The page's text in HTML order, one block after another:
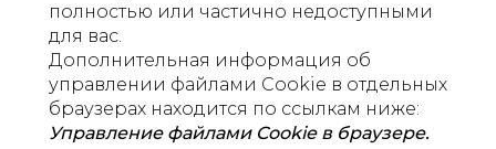
полностью или частично недоступными
для вас.
Дополнительная информация об
управлении файлами Cookie в отдельных
браузерах находится по ссылкам ниже:
Управление файлами Cookie в браузере.